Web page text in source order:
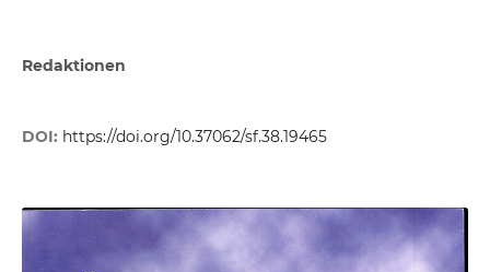
Redaktionen
DOI: https://doi.org/10.37062/sf.38.19465